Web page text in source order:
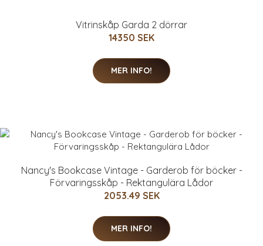
Vitrinskåp Garda 2 dörrar
14350 SEK
MER INFO!
Nancy's Bookcase Vintage - Garderob för böcker -
Förvaringsskåp - Rektangulära Lådor
2053.49 SEK
MER INFO!